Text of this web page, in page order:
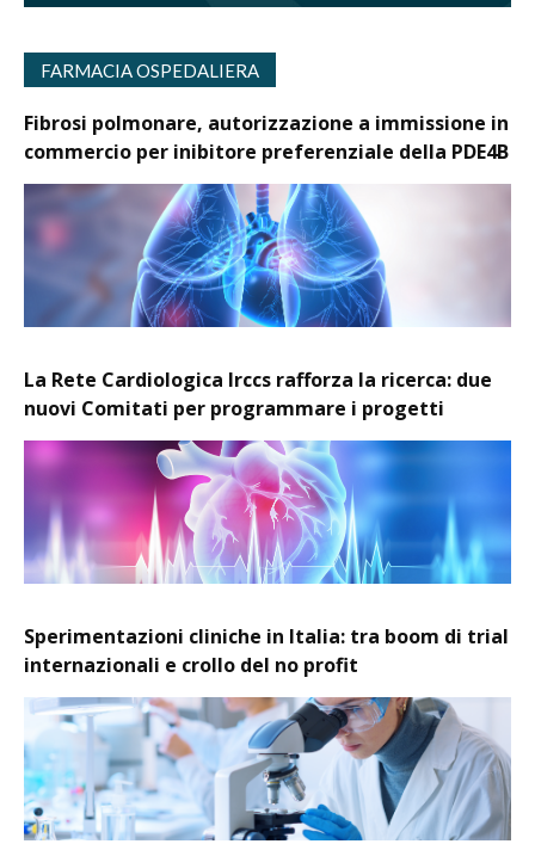
FARMACIA OSPEDALIERA
Fibrosi polmonare, autorizzazione a immissione in
commercio per inibitore preferenziale della PDE4B
La Rete Cardiologica Irccs rafforza la ricerca: due
nuovi Comitati per programmare i progetti
Sperimentazioni cliniche in Italia: tra boom di trial
internazionali e crollo del no profit